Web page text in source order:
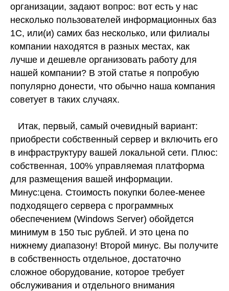
организации, задают вопрос: вот есть у нас
несколько пользователей информационных баз
1С, или(и) самих баз несколько, или филиалы
компании находятся в разных местах, как
лучше и дешевле организовать работу для
нашей компании? В этой статье я попробую
популярно донести, что обычно наша компания
советует в таких случаях.
Итак, первый, самый очевидный вариант:
приобрести собственный сервер и включить его
в инфраструктуру вашей локальной сети. Плюс:
собственная, 100% управляемая платформа
для размещения вашей информации.
Минус:цена. Стоимость покупки более-менее
подходящего сервера с программных
обеспечением (Windows Server) обойдется
минимум в 150 тыс рублей. И это цена по
нижнему диапазону! Второй минус. Вы получите
в собственность отдельное, достаточно
сложное оборудование, которое требует
обслуживания и отдельного внимания